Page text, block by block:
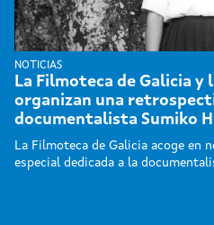
NOTICIAS
La Filmoteca de Galicia y
organizan una
documentalista Sumiko
La Filmoteca de Galicia acoge en
especial dedicada a la